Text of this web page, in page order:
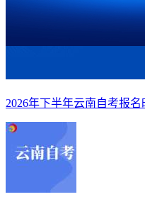
2026年下半年云南自考报名